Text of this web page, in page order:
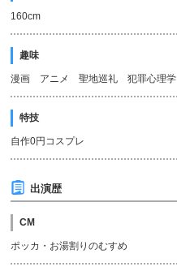
160cm
趣味
漫画 アニメ 聖地巡礼 犯罪心理学
特技
自作0円コスプレ
出演歴
CM
ポッカ・お湯割りのむすめ